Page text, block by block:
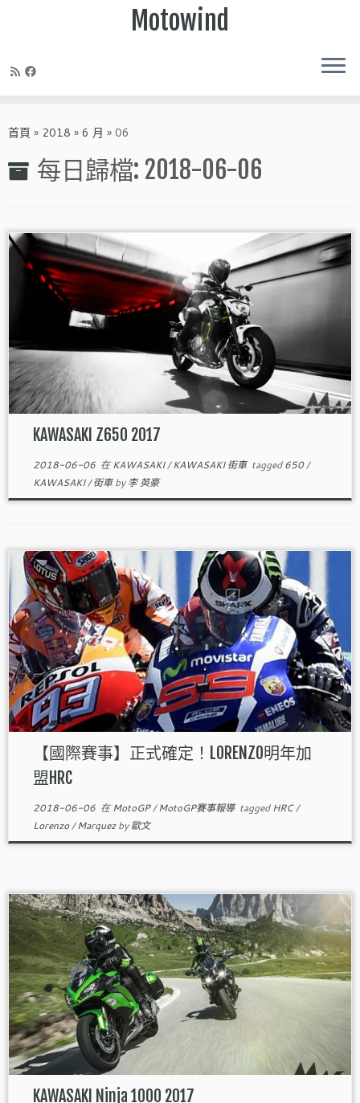
to
Motowind
首頁 » 2018 » 6 月 » 06
每日歸檔: 2018-06-06
KAWASAKI Z650 2017
2018-06-06在KAWASAKI/KAWASAKI 街車 tagged650/
KAWASAKI/街車by李 英豪
【國際賽事】正式確定！LORENZO明年加
盟HRC
2018-06-06在MotoGP/MotoGP賽事報導 taggedHRC/
Lorenzo/Marquezby歐文
KAWASAKI Ninja 1000 2017